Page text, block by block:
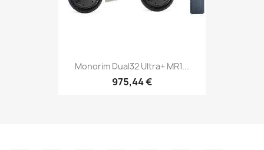
Monorim Dual32 Ultra+ MR1...
975,44 €